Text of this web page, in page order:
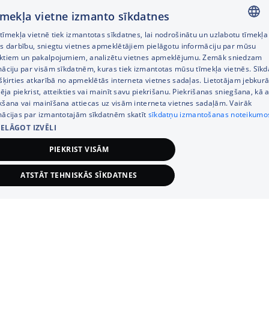
Pasūtījuma statuss
Veikalu meklētājs
Uzdot jautājumu
Tālrunis +371 67333733
Klientu apkalpošanas darba laiks:
Darba dienās 8:00 – 21:00,
S., Sv. 9:00 – 18:00
Kategorijas
LATVIAN
RUSSIAN
ENGLISH
vietne izmanto sīkdatnes
vietnē tiek izmantotas sīkdatnes, lai nodrošinātu un uzlabotu tīmekļa
darbību, sniegtu vietnes apmeklētājiem pielāgotu informāciju par mūsu
un pakalpojumiem, analizētu vietnes apmeklējumu. Zemāk sniedzam
par visām sīkdatnēm, kuras tiek izmantotas mūsu tīmekļa vietnēs.
atkarībā no apmeklētās interneta vietnes sadaļas. Lietotājam
piekrist, atteikties vai mainīt savu piekrišanu. Piekrišanas sniegšana, kā
vai mainīšana attiecas uz visām interneta vietnes sadaļām. Vairāk
par izmantotajām sīkdatnēm skatīt sīkdatņu izmantošanas
IZVĒLI
PIEKRIST VISĀM
ATSTĀT TEHNISKĀS SĪKDATNES